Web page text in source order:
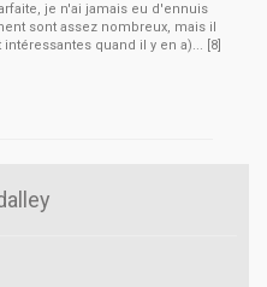
je n'ai jamais eu d'ennuis
sont assez nombreux, mais il
quand il y en a)... [8]